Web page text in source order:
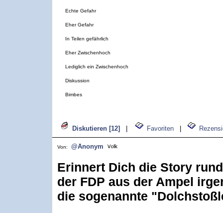
Echte Gefahr
Eher Gefahr
In Teilen gefährlich
Eher Zwischenhoch
Lediglich ein Zwischenhoch
Diskussion
Bimbes
Diskutieren [12] Favoriten
Von: @Anonym
Erinnert Dich die Story
der FDP aus der Ampel
die sogenannte